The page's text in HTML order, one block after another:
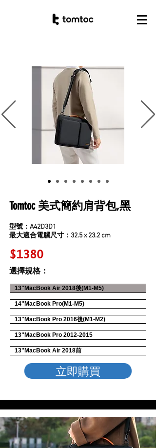
Tomtoc美式簡約肩背包,黑
型號：A42D3D1
最大適合電腦尺寸：32.5 x 23.2 cm
$1380
選擇規格：
13"MacBook Air 2018後(M1-M5)
14"MacBook Pro(M1-M5)
13"MacBook Pro 2016後(M1-M2)
13"MacBook Pro 2012-2015
13"MacBook Air 2018前
立即購買